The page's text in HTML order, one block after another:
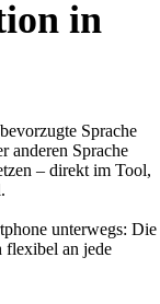
in
Sprache
anderen Sprache
– direkt im Tool,
unterwegs: Die
flexibel an jede